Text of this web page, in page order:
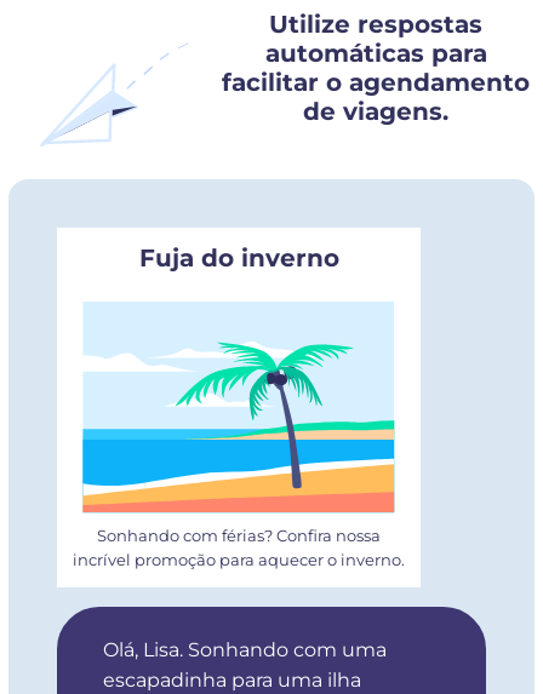
Utilize respostas
automáticas para
facilitar o agendamento
de viagens.
Fuja do inverno
Sonhando com férias? Confira nossa
incrível promoção para aquecer o inverno.
Olá, Lisa. Sonhando com uma
escapadinha para uma ilha